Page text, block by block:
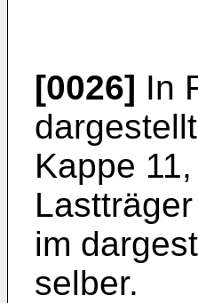
[0026] In
Kappe
im
selber.